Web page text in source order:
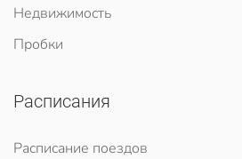
Недвижимость
Пробки
Расписания
Расписание поездов